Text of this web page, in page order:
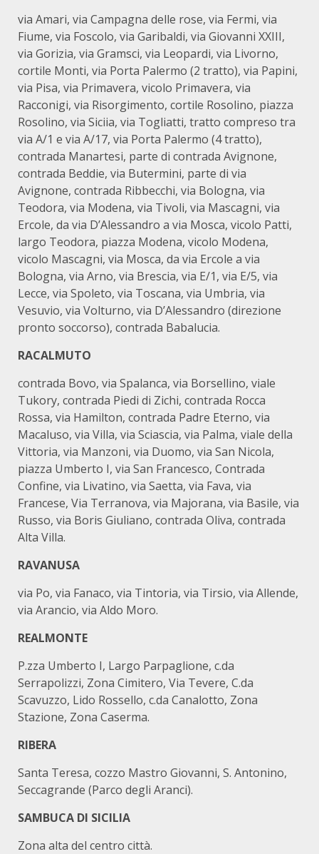
via Amari, via Campagna delle rose, via Fermi, via
Fiume, via Foscolo, via Garibaldi, via Giovanni XXIII,
via Gorizia, via Gramsci, via Leopardi, via Livorno,
cortile Monti, via Porta Palermo (2 tratto), via Papini,
via Pisa, via Primavera, vicolo Primavera, via
Racconigi, via Risorgimento, cortile Rosolino, piazza
Rosolino, via Siciia, via Togliatti, tratto compreso tra
via A/1 e via A/17, via Porta Palermo (4 tratto),
contrada Manartesi, parte di contrada Avignone,
contrada Beddie, via Butermini, parte di via
Avignone, contrada Ribbecchi, via Bologna, via
Teodora, via Modena, via Tivoli, via Mascagni, via
Ercole, da via D’Alessandro a via Mosca, vicolo Patti,
largo Teodora, piazza Modena, vicolo Modena,
vicolo Mascagni, via Mosca, da via Ercole a via
Bologna, via Arno, via Brescia, via E/1, via E/5, via
Lecce, via Spoleto, via Toscana, via Umbria, via
Vesuvio, via Volturno, via D’Alessandro (direzione
pronto soccorso), contrada Babalucia.
RACALMUTO
contrada Bovo, via Spalanca, via Borsellino, viale
Tukory, contrada Piedi di Zichi, contrada Rocca
Rossa, via Hamilton, contrada Padre Eterno, via
Macaluso, via Villa, via Sciascia, via Palma, viale della
Vittoria, via Manzoni, via Duomo, via San Nicola,
piazza Umberto I, via San Francesco, Contrada
Confine, via Livatino, via Saetta, via Fava, via
Francese, Via Terranova, via Majorana, via Basile, via
Russo, via Boris Giuliano, contrada Oliva, contrada
Alta Villa.
RAVANUSA
via Po, via Fanaco, via Tintoria, via Tirsio, via Allende,
via Arancio, via Aldo Moro.
REALMONTE
P.zza Umberto I, Largo Parpaglione, c.da
Serrapolizzi, Zona Cimitero, Via Tevere, C.da
Scavuzzo, Lido Rossello, c.da Canalotto, Zona
Stazione, Zona Caserma.
RIBERA
Santa Teresa, cozzo Mastro Giovanni, S. Antonino,
Seccagrande (Parco degli Aranci).
SAMBUCA DI SICILIA
Zona alta del centro città.